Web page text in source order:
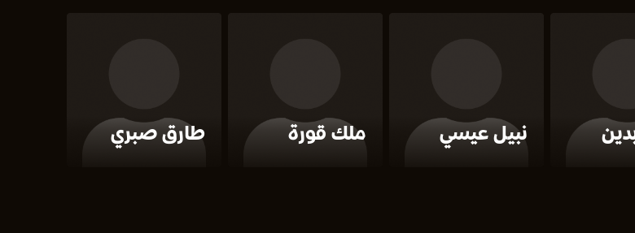
نبيل عيسي ملك قورة طارق صبري